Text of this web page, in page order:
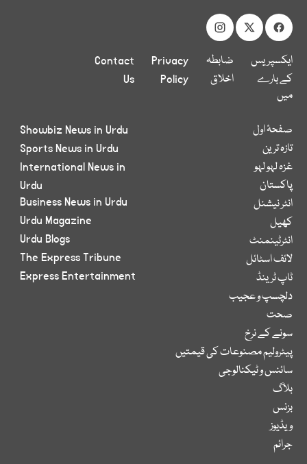
ایکسپریس
کے بارے
میں
ضابطہ
اخلاق
Privacy
Policy
Contact
Us
صفحۂ اول
تازہ ترین
غزہ لہو لہو
پاکستان
انٹر نیشنل
کھیل
انٹرٹینمنٹ
لائف اسٹائل
ٹاپ ٹرینڈ
دلچسپ و عجیب
صحت
سونے کے نرخ
پیٹرولیم مصنوعات کی قیمتیں
سائنس و ٹیکنالوجی
بلاگ
بزنس
ویڈیوز
جرائم
Showbiz News in Urdu
Sports News in Urdu
International News in
Urdu
Business News in Urdu
Urdu Magazine
Urdu Blogs
The Express Tribune
Express Entertainment